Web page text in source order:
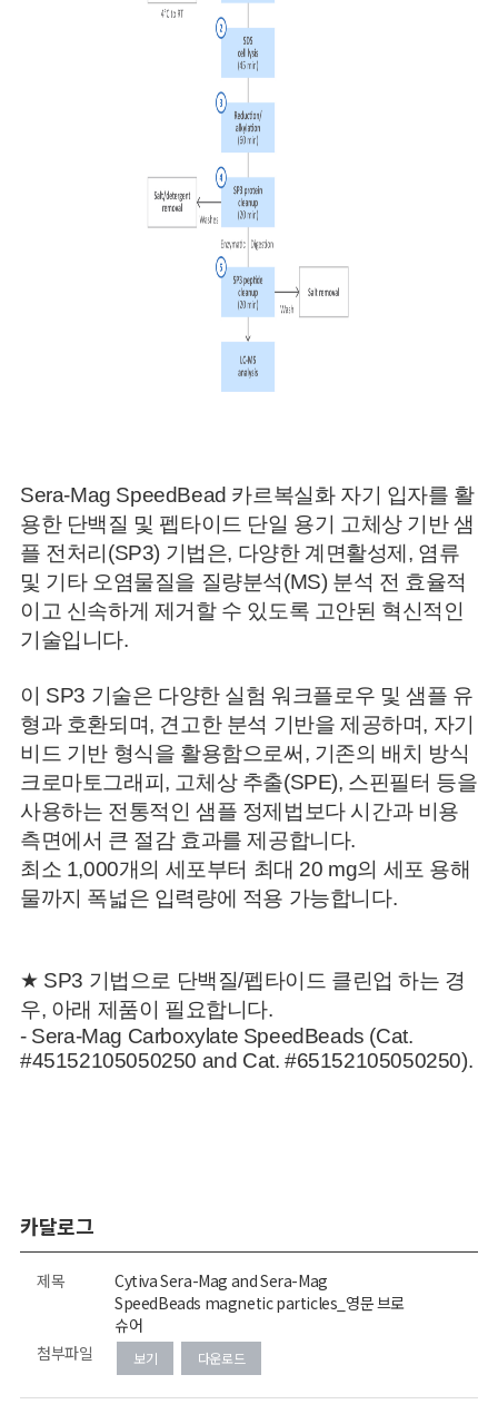
Sera-Mag SpeedBead 카르복실화 자기 입자를 활
용한 단백질 및 펩타이드 단일 용기 고체상 기반 샘
플 전처리(SP3) 기법은, 다양한 계면활성제, 염류
및 기타 오염물질을 질량분석(MS) 분석 전 효율적
이고 신속하게 제거할 수 있도록 고안된 혁신적인
기술입니다.
이 SP3 기술은 다양한 실험 워크플로우 및 샘플 유
형과 호환되며, 견고한 분석 기반을 제공하며, 자기
비드 기반 형식을 활용함으로써, 기존의 배치 방식
크로마토그래피, 고체상 추출(SPE), 스핀필터 등을
사용하는 전통적인 샘플 정제법보다 시간과 비용
측면에서 큰 절감 효과를 제공합니다.
최소 1,000개의 세포부터 최대 20 mg의 세포 용해
물까지 폭넓은 입력량에 적용 가능합니다.
★ SP3 기법으로 단백질/펩타이드 클린업 하는 경
우, 아래 제품이 필요합니다.
- Sera-Mag Carboxylate SpeedBeads (Cat.
#45152105050250 and Cat. #65152105050250).
카달로그
제목
Cytiva Sera-Mag and Sera-Mag
SpeedBeads magnetic particles_영문 브로
슈어
첨부파일
보기 다운로드